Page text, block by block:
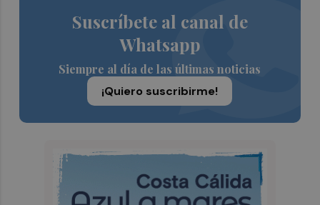
Suscríbete al canal de
Whatsapp
Siempre al día de las últimas noticias
¡Quiero suscribirme!